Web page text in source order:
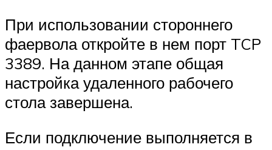
При использовании стороннего
фаервола откройте в нем порт TCP
3389. На данном этапе общая
настройка удаленного рабочего
стола завершена.
Если подключение выполняется в